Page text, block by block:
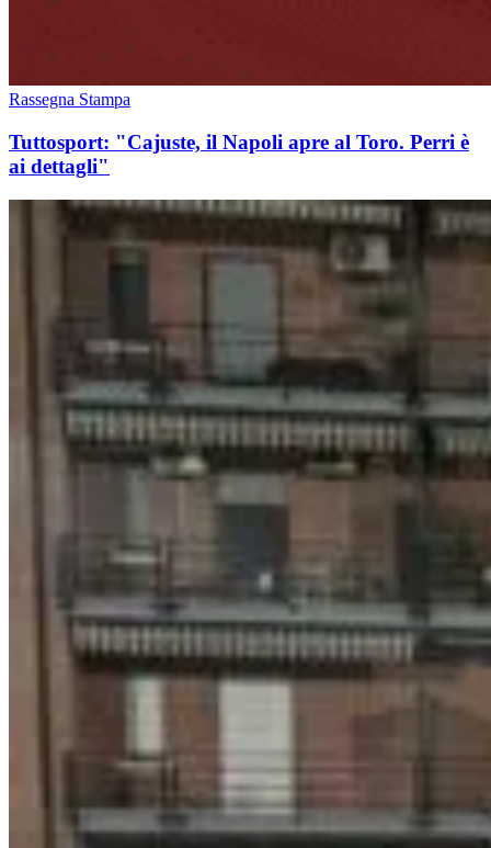
Rassegna Stampa
Tuttosport: "Cajuste, il Napoli apre al Toro. Perri è
ai dettagli"